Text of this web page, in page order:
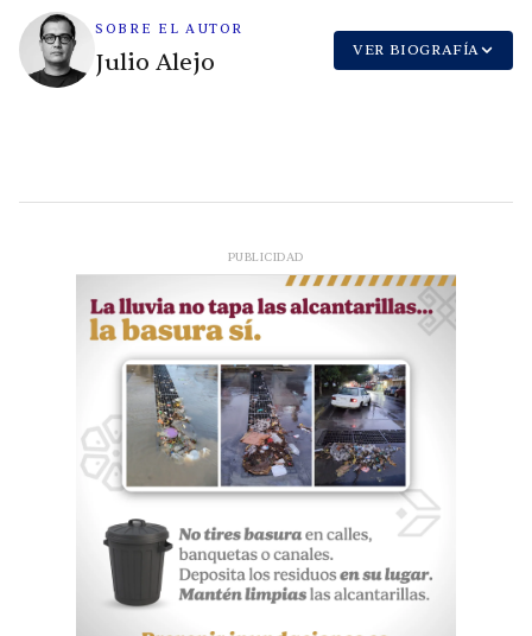
SOBRE EL AUTOR
Julio Alejo VER BIOGRAFÍA
PUBLICIDAD